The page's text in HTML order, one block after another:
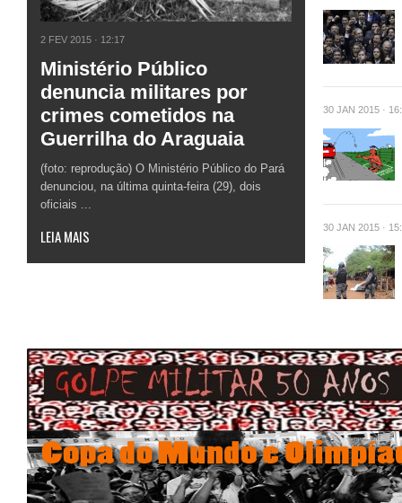
2 FEV 2015 · 12:17
Ministério Público
denuncia militares por
crimes cometidos na
Guerrilha do Araguaia
(foto: reprodução) O Ministério Público do Pará
denunciou, na última quinta-feira (29), dois
oficiais ...
LEIA MAIS
30 JAN 2015 ·
30 JAN 2015 ·